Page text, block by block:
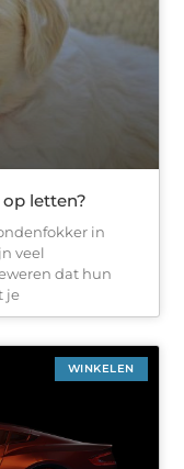
letten?
in
veel
dat hun
je
WINKELEN